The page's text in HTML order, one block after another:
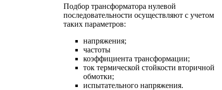
Подбор трансформатора нулевой
последовательности осуществляют с учетом
таких параметров:
напряжения;
частоты
коэффициента трансформации;
ток термической стойкости вторичной
обмотки;
испытательного напряжения.